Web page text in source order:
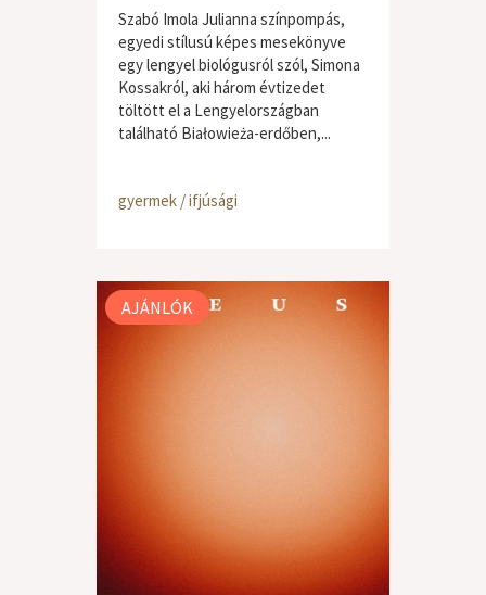
Szabó Imola Julianna színpompás,
egyedi stílusú képes mesekönyve
egy lengyel biológusról szól, Simona
Kossakról, aki három évtizedet
töltött el a Lengyelországban
található Białowieża-erdőben,...
gyermek / ifjúsági
AJÁNLÓK